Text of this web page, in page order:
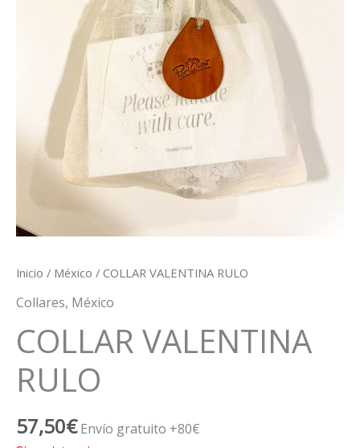
Inicio / México / COLLAR VALENTINA RULO
Collares, México
COLLAR VALENTINA
RULO
57,50€ Envío gratuito +80€